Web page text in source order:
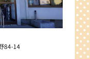
84-14